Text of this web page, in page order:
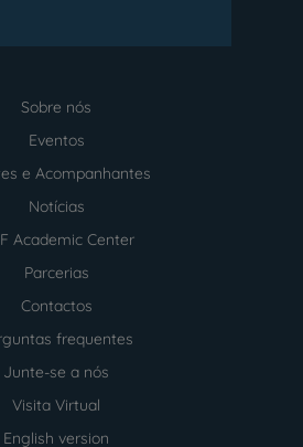
Sobre nós
Eventos
e Acompanhantes
Notícias
Academic Center
Parcerias
Contactos
frequentes
Junte-se a nós
Visita Virtual
English version